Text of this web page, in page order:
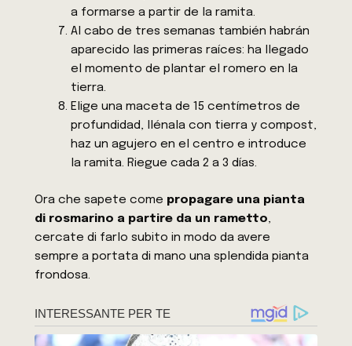
a formarse a partir de la ramita.
Al cabo de tres semanas también habrán
aparecido las primeras raíces: ha llegado
el momento de plantar el romero en la
tierra.
Elige una maceta de 15 centímetros de
profundidad, llénala con tierra y compost,
haz un agujero en el centro e introduce
la ramita. Riegue cada 2 a 3 días.
Ora che sapete come propagare una pianta
di rosmarino a partire da un rametto,
cercate di farlo subito in modo da avere
sempre a portata di mano una splendida pianta
frondosa.